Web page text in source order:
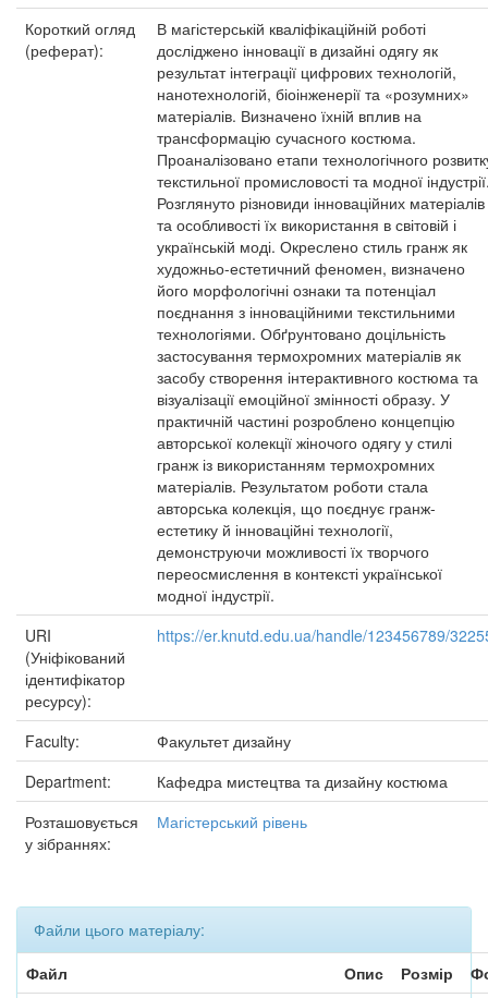
Короткий огляд
(реферат):
В магістерській кваліфікаційній роботі
досліджено інновації в дизайні одягу як
результат інтеграції цифрових технологій,
нанотехнологій, біоінженерії та «розумних»
матеріалів. Визначено їхній вплив на
трансформацію сучасного костюма.
Проаналізовано етапи технологічного
текстильної промисловості та модної
Розглянуто різновиди інноваційних матеріалів
та особливості їх використання в світовій і
українській моді. Окреслено стиль гранж як
художньо-естетичний феномен, визначено
його морфологічні ознаки та потенціал
поєднання з інноваційними текстильними
технологіями. Обґрунтовано доцільність
застосування термохромних матеріалів як
засобу створення інтерактивного костюма та
візуалізації емоційної змінності образу. У
практичній частині розроблено концепцію
авторської колекції жіночого одягу у стилі
гранж із використанням термохромних
матеріалів. Результатом роботи стала
авторська колекція, що поєднує гранж-
естетику й інноваційні технології,
демонструючи можливості їх творчого
переосмислення в контексті української
модної індустрії.
URI
(Уніфікований
ідентифікатор
ресурсу):
https://er.knutd.edu.ua/handle/123456789/
Faculty:
Факультет дизайну
Department:
Кафедра мистецтва та дизайну костюма
Розташовується
у зібраннях:
Магістерський рівень
Файли цього матеріалу:
Файл
Опис Розмір